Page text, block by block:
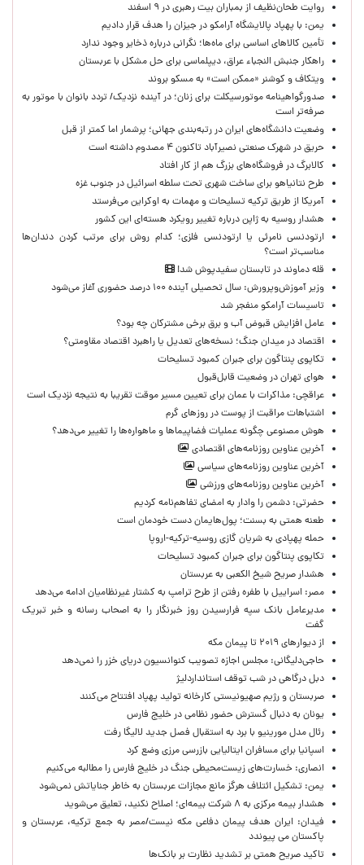
روایت طحان‌نظیف از بمباران بیت رهبری در ۹ اسفند
یمن: با پهپاد پالایشگاه آرامکو در جیزان را هدف قرار دادیم
تأمین کالاهای اساسی برای ماه‌ها؛ نگرانی درباره ذخایر وجود ندارد
راهکار جنبش النجباء عراق، دیپلماسی برای حل مشکل با عربستان
ویتکاف و کوشنر «ممکن است» به مسکو بروند
صدورگواهینامه موتورسیکلت برای زنان؛ در آینده نزدیک/ تردد بانوان با موتور به‌
صرفه‌تر است
وضعیت دانشگاه‌های ایران در رتبه‌بندی جهانی؛ پرشمار اما کمتر از قبل
حریق در شهرک صنعتی نصیرآباد تاکنون ۴ مصدوم داشته است
کالابرگ در فروشگاه‌های بزرگ هم از کار افتاد
طرح نتانیاهو برای ساخت شهری تحت سلطه اسرائیل در جنوب غزه
آمریکا از طریق ترکیه تسلیحات و مهمات به اوکراین می‌فرستد
هشدار روسیه به ژاپن درباره تغییر رویکرد هسته‌ای این کشور
ارتودنسی نامرئی یا ارتودنسی فلزی؛ کدام روش برای مرتب کردن دندان‌ها
مناسب‌تر است؟
قله دماوند در تابستان سفیدپوش شد!
وزیر آموزش‌وپرورش: سال تحصیلی آینده ۱۰۰ درصد حضوری آغاز می‌شود
تاسیسات آرامکو منفجر شد
عامل افزایش قبوض آب و برق برخی مشترکان چه بود؟
اقتصاد در میدان جنگ؛ نسخه‌های تعدیل یا راهبرد اقتصاد مقاومتی؟
تکاپوی پنتاگون برای جبران کمبود تسلیحات
هوای تهران در وضعیت قابل‌قبول
عراقچی: مذاکرات با عمان برای تعیین مسیر موقت تقریبا به نتیجه نزدیک است
اشتباهات مراقبت از پوست در روزهای گرم
هوش مصنوعی چگونه عملیات فضاپیماها و ماهواره‌ها را تغییر می‌دهد؟
آخرین عناوین روزنامه‌های اقتصادی
آخرین عناوین روزنامه‌های سیاسی
آخرین عناوین روزنامه‌های ورزشی
حضرتی: دشمن را وادار به امضای تفاهم‌نامه کردیم
طعنه همتی به بسنت؛ پول‌هایمان دست خودمان است
حمله پهپادی به شریان گازی روسیه-ترکیه-اروپا
تکاپوی پنتاگون برای جبران کمبود تسلیحات
هشدار صریح شیخ الکعبی به عربستان
مصر: اسراییل با طفره رفتن از طرح ترامپ به کشتار غیرنظامیان ادامه می‌دهد
مدیرعامل بانک سپه فرارسیدن روز خبرنگار را به اصحاب رسانه و خبر تبریک
گفت
از دیوارهای ۲۰۱۹ تا پیمان مکه
حاجی‌دلیگانی: مجلس اجازه تصویب کنوانسیون دریای خزر را نمی‌دهد
دبل درگاهی در شب توقف استانداردلیژ
صربستان و رژیم صهیونیستی کارخانه تولید پهپاد افتتاح می‌کنند
یونان به دنبال گسترش حضور نظامی در خلیج فارس
رئال مدل مورینیو با برد به استقبال فصل جدید لالیگا رفت
اسپانیا برای مسافران ایتالیایی بازرسی مرزی وضع کرد
انصاری: خسارت‌های زیست‌محیطی جنگ در خلیج فارس را مطالبه‌ می‌کنیم
یمن: تشکیل ائتلاف هرگز مانع مجازات عربستان به خاطر جنایاتش نمی‌شود
هشدار بیمه مرکزی به ۸ شرکت بیمه‌ای؛ اصلاح نکنید، تعلیق می‌شوید
فیدان: ایران هدف پیمان دفاعی مکه نیست/مصر به جمع ترکیه، عربستان و
پاکستان می پیوندد
تاکید صریح همتی بر تشدید نظارت بر بانک‌ها